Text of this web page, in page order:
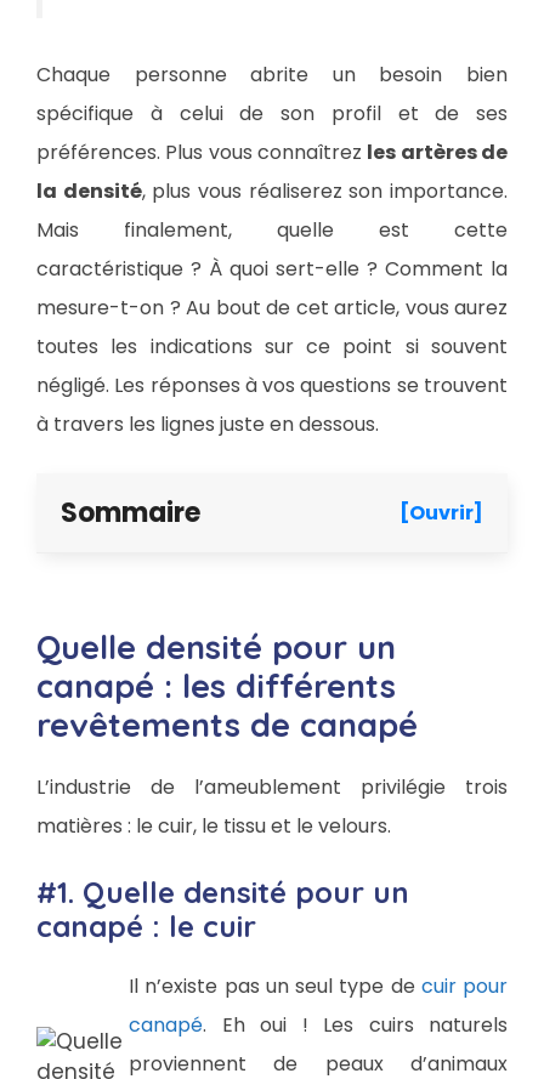
Chaque personne abrite un besoin bien
spécifique à celui de son profil et de ses
préférences. Plus vous connaîtrez les artères de
la densité, plus vous réaliserez son importance.
Mais finalement, quelle est cette
caractéristique ? À quoi sert-elle ? Comment la
mesure-t-on ? Au bout de cet article, vous aurez
toutes les indications sur ce point si souvent
négligé. Les réponses à vos questions se trouvent
à travers les lignes juste en dessous.
Sommaire [Ouvrir]
Quelle densité pour un
canapé : les différents
revêtements de canapé
L’industrie de l’ameublement privilégie trois
matières : le cuir, le tissu et le velours.
#1. Quelle densité pour un
canapé : le cuir
Il n’existe pas un seul type de cuir pour
canapé. Eh oui ! Les cuirs naturels
proviennent de peaux d’animaux